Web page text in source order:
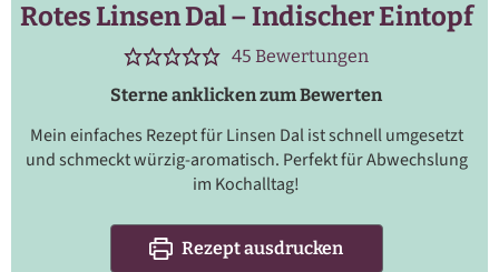
Rotes Linsen Dal – Indischer Eintopf
45 Bewertungen
Sterne anklicken zum Bewerten
Mein einfaches Rezept für Linsen Dal ist schnell umgesetzt
und schmeckt würzig-aromatisch. Perfekt für Abwechslung
im Kochalltag!
Rezept ausdrucken